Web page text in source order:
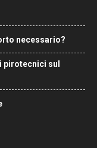
necessario?
pirotecnici sul